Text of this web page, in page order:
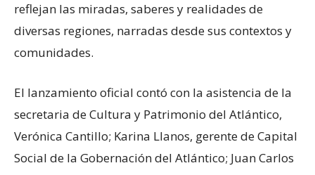
reflejan las miradas, saberes y realidades de
diversas regiones, narradas desde sus contextos y
comunidades.
El lanzamiento oficial contó con la asistencia de la
secretaria de Cultura y Patrimonio del Atlántico,
Verónica Cantillo; Karina Llanos, gerente de Capital
Social de la Gobernación del Atlántico; Juan Carlos